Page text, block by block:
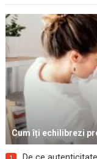
Cum îți echilibrezi